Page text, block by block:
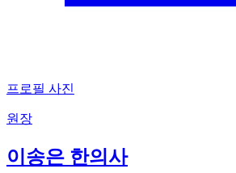
프로필 사진
원장
이송은 한의사